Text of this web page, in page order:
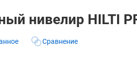
нивелир HILTI
Сравнение